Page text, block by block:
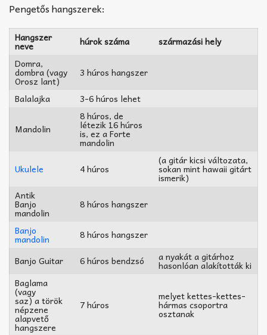
Pengetős hangszerek:
Hangszer
neve húrok száma
származási hely
Domra,
dombra (vagy
Orosz lant)
3 húros hangszer
Balalajka
3-6 húros lehet
Mandolin
8 húros, de
létezik 16 húros
is, ez a Forte
mandolin
Ukulele
4 húros
(a gitár kicsi változata,
sokan mint hawaii gitárt
ismerik)
Antik
Banjo
mandolin
8 húros hangszer
Banjo
mandolin
8 húros hangszer
Banjo Guitar
6 húros bendzsó a nyakát a gitárhoz
hasonlóan alakították ki
Baglama
(vagy
saz) a török
népzene
alapvető
hangszere
7 húros
melyet kettes-kettes-
hármas csoportra
osztanak